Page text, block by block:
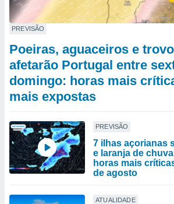
PREVISÃO
Poeiras, aguaceiros e
afetarão Portugal entre
domingo: horas mais
mais expostas
PREVISÃO
7 ilhas açorianas
e laranja de
horas mais
de agosto
ATUALIDADE